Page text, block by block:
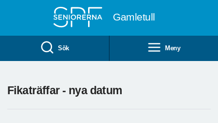
Gamletull
Sök Meny
Fikaträffar - nya datum